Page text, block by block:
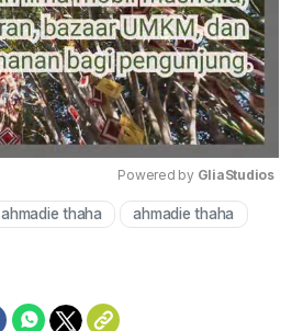
Mute
Powered by GliaStudios
thaha ahmadie thaha